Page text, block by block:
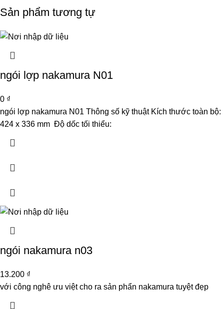
Sản phẩm tương tự
ngói lợp nakamura N01
0 ₫
ngói lợp nakamura N01 Thông số kỹ thuật Kích thước toàn bộ:
424 x 336 mm Độ dốc tối thiểu:
ngói nakamura n03
13.200 ₫
với công nghê ưu việt cho ra sản phẩn nakamura tuyệt đẹp